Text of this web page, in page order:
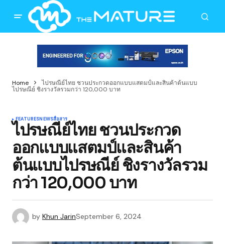
Home
ไปรษณีย์ไทย ชวนประกวดออกแบบแสตมป์และสินค้าต้นแบบ
ไปรษณีย์ ชิงรางวัลรวมกว่า 120,000 บาท
FEATURESNEWSสื่อสาร
ไปรษณีย์ไทย ชวนประกวด
ออกแบบแสตมป์และสินค้า
ต้นแบบไปรษณีย์ ชิงรางวัลรวม
กว่า 120,000 บาท
by Khun JarinSeptember 6, 2024